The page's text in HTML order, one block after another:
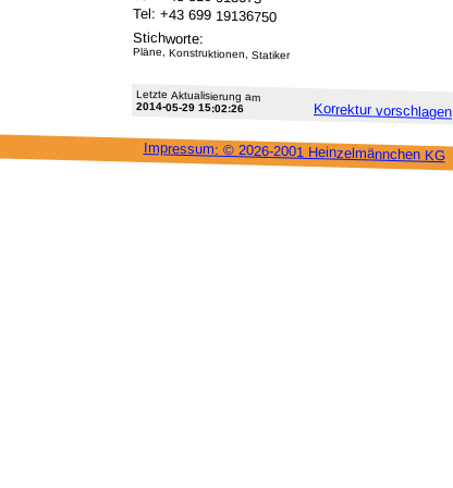
Tel: +43 699 19136750
Stichworte:
Pläne, Konstruktionen, Statiker
Letzte Aktu­alisie­rung am
2014-05-29 15:02:26 Korrektur vor­schlagen
Impressum: © 2026-2001 Heinzel­männchen KG